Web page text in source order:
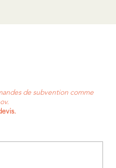
de subvention comme